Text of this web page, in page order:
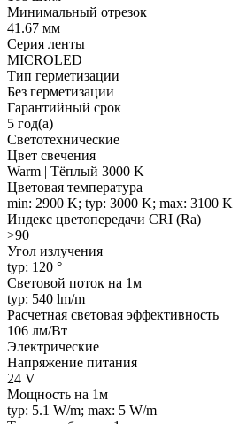
Минимальный отрезок
41.67 мм
Серия ленты
MICROLED
Тип герметизации
Без герметизации
Гарантийный срок
5 год(а)
Светотехнические
Цвет свечения
Warm | Тёплый 3000 K
Цветовая температура
min: 2900 K; typ: 3000 K; max: 3100 K
Индекс цветопередачи CRI (Ra)
>90
Угол излучения
typ: 120 °
Световой поток на 1м
typ: 540 lm/m
Расчетная световая эффективность
106 лм/Вт
Электрические
Напряжение питания
24 V
Мощность на 1м
typ: 5.1 W/m; max: 5 W/m